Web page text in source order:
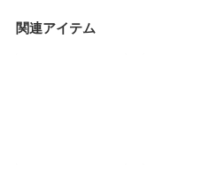
関連アイテム